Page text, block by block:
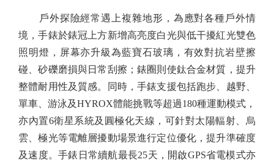
戶外探險經常遇上複雜地形，為應對各種戶外情
境，手錶於錶冠上方新增高亮度白光與低干擾紅光雙色
照明燈，屏幕亦升級為藍寶石玻璃，有效對抗岩壁擦
碰、砂礫磨損與日常刮擦；錶圈則使鈦合金材質，提升
整體耐用性及質感。同時，手錶支援包括跑步、越野、
單車、游泳及HYROX體能挑戰等超過180種運動模式，
亦內置6衛星系統及圓極化天線，可針對太陽輻射、烏
雲、極光等電離層擾動場景進行定位優化，提升準確度
及速度。手錶日常續航最長25天，開啟GPS省電模式亦